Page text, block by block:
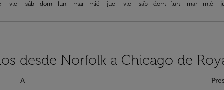
vie sáb dom lun mar mié jue vie sáb dom lun mar mié
desde Norfolk a Chicago de
A